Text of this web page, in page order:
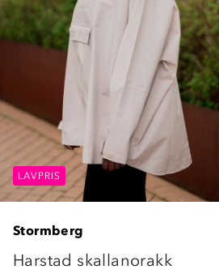
LAVPRIS
LAVPRIS
Stormberg
Harstad skallanorakk